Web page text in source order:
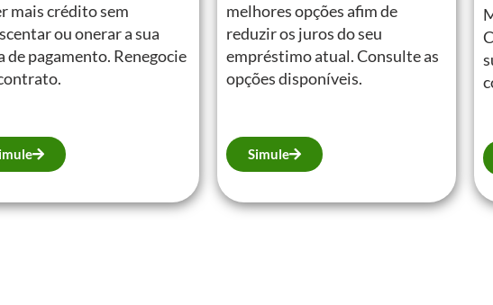
mais crédito sem
ou onerar a sua
de pagamento. Renegocie
melhores opções afim de
reduzir os juros do seu
empréstimo atual. Consulte as
opções disponíveis.
Simule